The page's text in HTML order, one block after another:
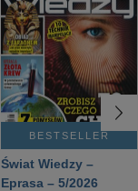
BESTSELLER
Świat Wiedzy –
Eprasa – 5/2026